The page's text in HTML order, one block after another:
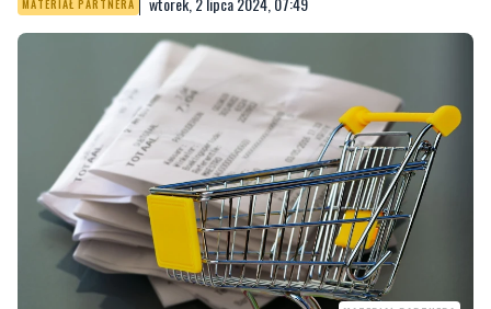
MATERIAŁ PARTNERA
Wakacje nad polskim morzem od lat cieszą się niesłabnącą